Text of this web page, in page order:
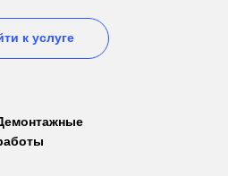
к услуге